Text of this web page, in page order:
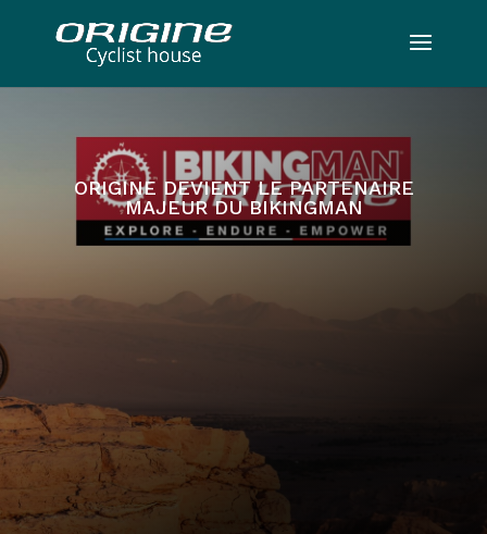
ORIGINE DEVIENT LE PARTENAIRE
MAJEUR DU BIKINGMAN